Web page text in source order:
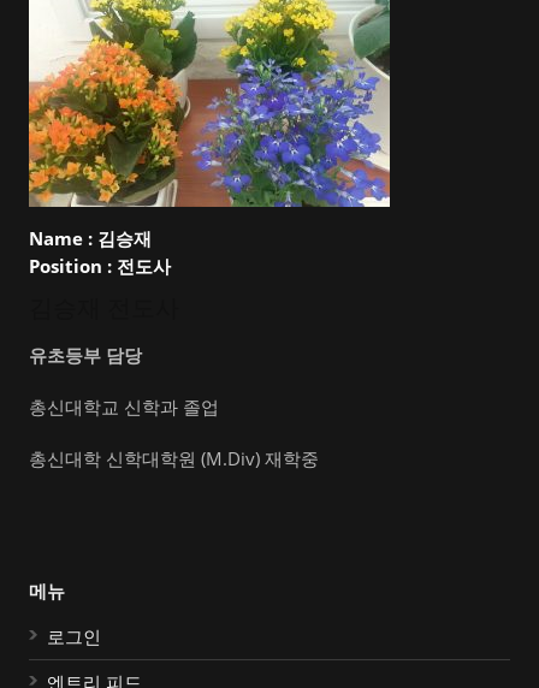
Name : 김승재
Position : 전도사
유초등부 담당
총신대학교 신학과 졸업
총신대학 신학대학원 (M.Div) 재학중
메뉴
로그인
엔트리 피드